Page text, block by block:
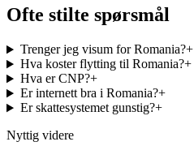
Ofte stilte spørsmål
Trenger jeg visum for Romania?+
Hva koster flytting til Romania?+
Hva er CNP?+
Er internett bra i Romania?+
Er skattesystemet gunstig?+
Nyttig videre